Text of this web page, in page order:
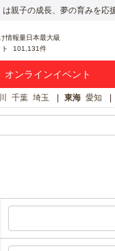
親子の成長、夢の育みを応
101,131件
オンラインイベント
千葉 埼玉 東海 愛知